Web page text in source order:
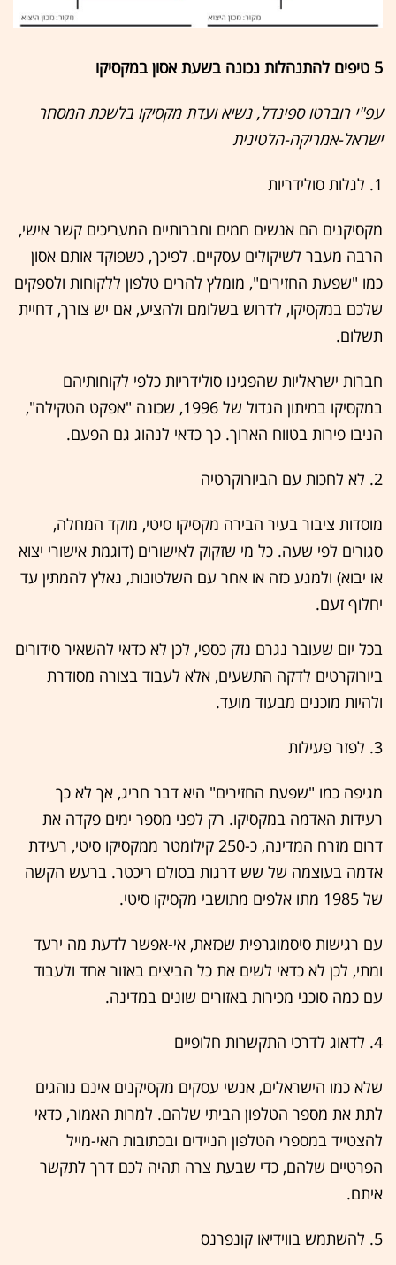
5 טיפים להתנהלות נכונה בשעת אסון במקסיקו
עפ"י רוברטו ספינדל, נשיא ועדת מקסיקו בלשכת המסחר
ישראל-אמריקה-הלטינית
1. לגלות סולידריות
מקסיקנים הם אנשים חמים וחברותיים המעריכים קשר אישי,
הרבה מעבר לשיקולים עסקיים. לפיכך, כשפוקד אותם אסון
כמו "שפעת החזירים", מומלץ להרים טלפון ללקוחות ולספקים
שלכם במקסיקו, לדרוש בשלומם ולהציע, אם יש צורך, דחיית
תשלום.
חברות ישראליות שהפגינו סולידריות כלפי לקוחותיהם
במקסיקו במיתון הגדול של 1996, שכונה "אפקט הטקילה",
הניבו פירות בטווח הארוך. כך כדאי לנהוג גם הפעם.
2. לא לחכות עם הביורוקרטיה
מוסדות ציבור בעיר הבירה מקסיקו סיטי, מוקד המחלה,
סגורים לפי שעה. כל מי שזקוק לאישורים (דוגמת אישורי יצוא
או יבוא) ולמגע כזה או אחר עם השלטונות, נאלץ להמתין עד
יחלוף זעם.
בכל יום שעובר נגרם נזק כספי, לכן לא כדאי להשאיר סידורים
ביורוקרטים לדקה התשעים, אלא לעבוד בצורה מסודרת
ולהיות מוכנים מבעוד מועד.
3. לפזר פעילות
מגיפה כמו "שפעת החזירים" היא דבר חריג, אך לא כך
רעידות האדמה במקסיקו. רק לפני מספר ימים פקדה את
דרום מזרח המדינה, כ-250 קילומטר ממקסיקו סיטי, רעידת
אדמה בעוצמה של שש דרגות בסולם ריכטר. ברעש הקשה
של 1985 מתו אלפים מתושבי מקסיקו סיטי.
עם רגישות סיסמוגרפית שכזאת, אי-אפשר לדעת מה ירעד
ומתי, לכן לא כדאי לשים את כל הביצים באזור אחד ולעבוד
עם כמה סוכני מכירות באזורים שונים במדינה.
4. לדאוג לדרכי התקשרות חלופיים
שלא כמו הישראלים, אנשי עסקים מקסיקנים אינם נוהגים
לתת את מספר הטלפון הביתי שלהם. למרות האמור, כדאי
להצטייד במספרי הטלפון הניידים ובכתובות האי-מייל
הפרטיים שלהם, כדי שבעת צרה תהיה לכם דרך לתקשר
איתם.
5. להשתמש בווידיאו קונפרנס